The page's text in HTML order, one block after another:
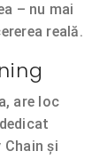
– nu mai
reală.
, are loc
și